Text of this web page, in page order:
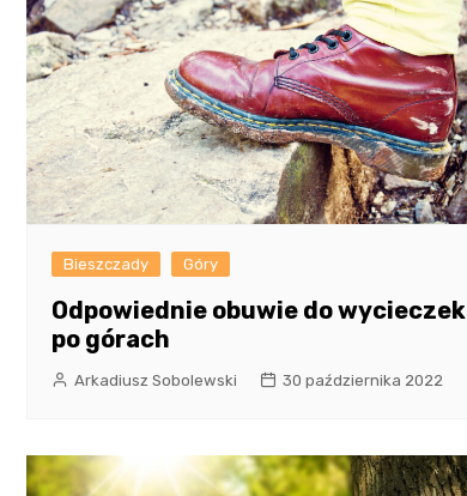
Bieszczady Góry
Odpowiednie obuwie do wycieczek
po górach
Arkadiusz Sobolewski 30 października 2022